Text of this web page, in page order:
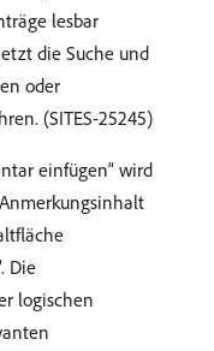
lesbar
die Suche und
oder
(SITES-25245)
einfügen“ wird
Die
logischen